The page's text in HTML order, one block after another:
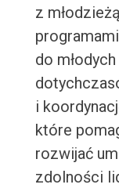
z
do
i
które
rozwijać
zdolności